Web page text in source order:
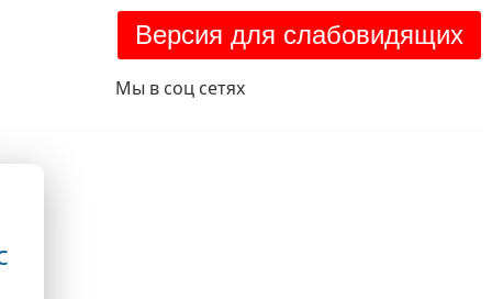
Версия для слабовидящих
Мы в соц сетях